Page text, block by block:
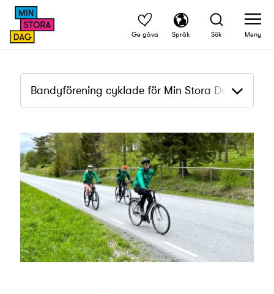
Ge gåva Språk Sök Meny
Bandyförening cyklade för Min Stora Dag